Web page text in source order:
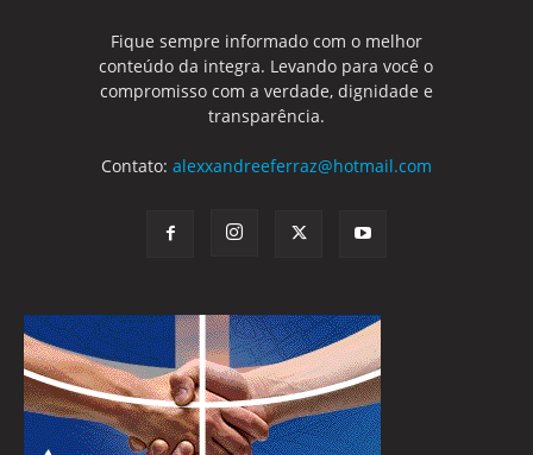
Fique sempre informado com o melhor
conteúdo da integra. Levando para você o
compromisso com a verdade, dignidade e
transparência.
Contato: alexxandreeferraz@hotmail.com